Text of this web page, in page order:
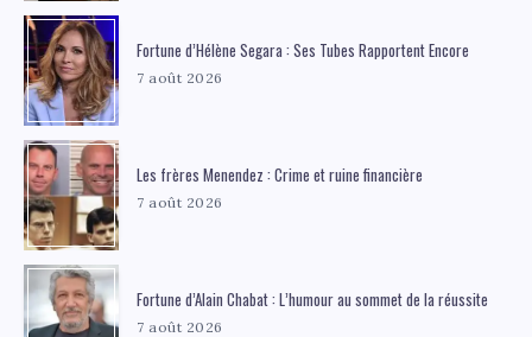
Fortune d’Hélène Segara : Ses Tubes Rapportent Encore
7 août 2026
Les frères Menendez : Crime et ruine financière
7 août 2026
Fortune d’Alain Chabat : L’humour au sommet de la réussite
7 août 2026